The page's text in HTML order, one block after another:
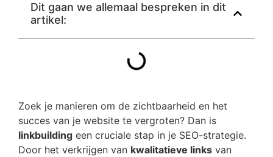
Dit gaan we allemaal bespreken in dit
artikel:
Zoek je manieren om de zichtbaarheid en het
succes van je website te vergroten? Dan is
linkbuilding een cruciale stap in je SEO-strategie.
Door het verkrijgen van kwalitatieve links van